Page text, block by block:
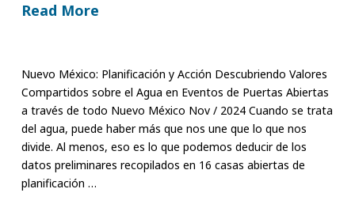
Read More
Nuevo México: Planificación y Acción Descubriendo Valores
Compartidos sobre el Agua en Eventos de Puertas Abiertas
a través de todo Nuevo México Nov / 2024 Cuando se trata
del agua, puede haber más que nos une que lo que nos
divide. Al menos, eso es lo que podemos deducir de los
datos preliminares recopilados en 16 casas abiertas de
planificación …